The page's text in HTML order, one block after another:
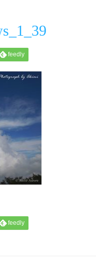
feedly
feedly